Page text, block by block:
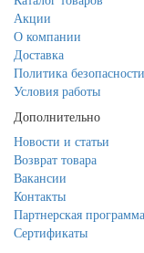
Акции
О компании
Доставка
Политика безопасности
Условия работы
Дополнительно
Новости и статьи
Возврат товара
Вакансии
Контакты
Партнерская программа
Сертификаты